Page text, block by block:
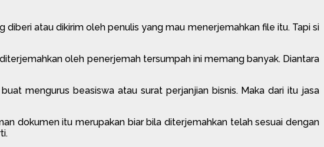
atau dikirim oleh penulis yang mau menerjemahkan file itu. Tapi si
oleh penerjemah tersumpah ini memang banyak. Diantara
mengurus beasiswa atau surat perjanjian bisnis. Maka dari itu jasa
dokumen itu merupakan biar bila diterjemahkan telah sesuai dengan